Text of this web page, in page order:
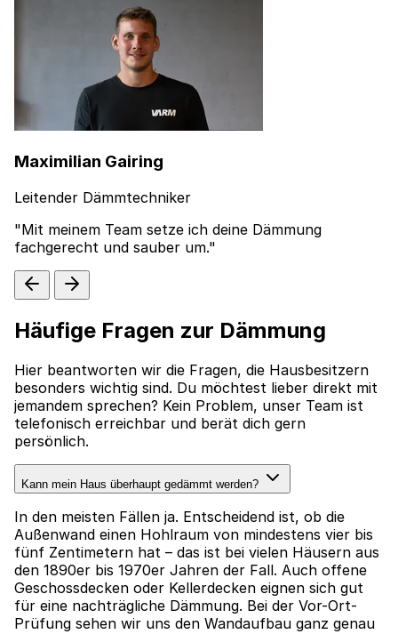
Maximilian Gairing
Leitender Dämmtechniker
"Mit meinem Team setze ich deine Dämmung
fachgerecht und sauber um."
Häufige Fragen zur Dämmung
Hier beantworten wir die Fragen, die Hausbesitzern
besonders wichtig sind. Du möchtest lieber direkt mit
jemandem sprechen? Kein Problem, unser Team ist
telefonisch erreichbar und berät dich gern
persönlich.
Kann mein Haus überhaupt gedämmt werden?
In den meisten Fällen ja. Entscheidend ist, ob die
Außenwand einen Hohlraum von mindestens vier bis
fünf Zentimetern hat – das ist bei vielen Häusern aus
den 1890er bis 1970er Jahren der Fall. Auch offene
Geschossdecken oder Kellerdecken eignen sich gut
für eine nachträgliche Dämmung. Bei der Vor-Ort-
Prüfung sehen wir uns den Wandaufbau ganz genau